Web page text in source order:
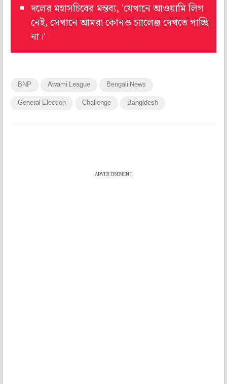
দলের মহাসচিবের মন্তব্য, 'যেখানে আওয়ামি লিগ
নেই, সেখানে আমরা কোনও চ্যালেঞ্জ দেখতে পাচ্ছি
না।'
BNP Awami League Bengali News
General Election Challenge Bangldesh
ADVERTISEMENT